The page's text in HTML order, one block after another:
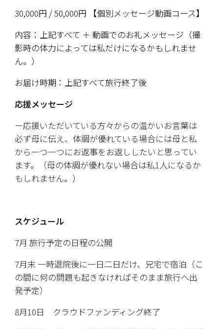
30,000円 / 50,000円 【個別メッセージ動画コース】
​内容：上記すべて ＋ 動画でのお礼メッセージ（撮
影時の体力によっては私だけになるかもしれませ
ん。）
​お届け時期：上記すべて旅行終了後
応援メッセージ
ー応援いただいている方々からの温かいお言葉は
必ず母に伝え、体調が優れている場合には母と私
から一つ一つにお返事をお返ししたいと思ってい
ます。（母の体調が優れない場合は私1人になるか
もしれません。）
スケジュール
7月 旅行予定の日程の公開
7月末 一時退院後に一日二日だけ、兄宅で宿泊（こ
の間に何の問題も起きなければそのまま旅行へ出
発予定）
8月10日　クラウドファンディング終了